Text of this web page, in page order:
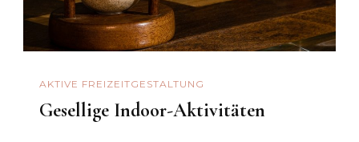
AKTIVE FREIZEITGESTALTUNG
Gesellige Indoor-Aktivitäten